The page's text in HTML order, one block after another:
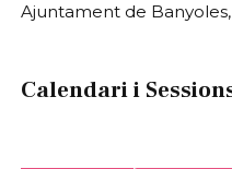
Ajuntament de
Calendari i